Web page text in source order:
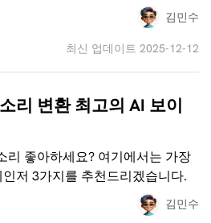
김민수
최신 업데이트 2025-12-12
리 변환 최고의 AI 보이
리 좋아하세요? 여기에서는 가장
저 3가지를 추천드리겠습니다.
김민수